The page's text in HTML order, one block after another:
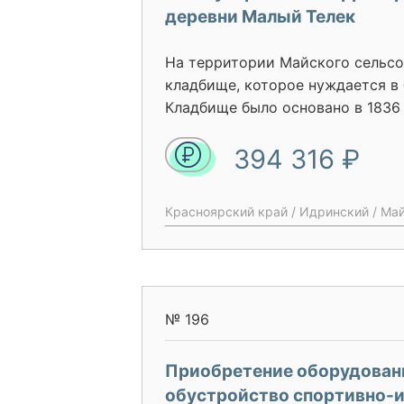
деревни Малый Телек
На территории Майского
кладбище, которое нуждается в
Кладбище было основано в
выполнено из деревянного
негодность. На территорию
материальный ущерб. Ежегодно
находятся в
создает негативное отношение
захоронения. Жители села
кладбища и обращаются с
394 316 ₽
Красноярский край / Идринский /
№ 196
Приобретение
обустройство спортивно-